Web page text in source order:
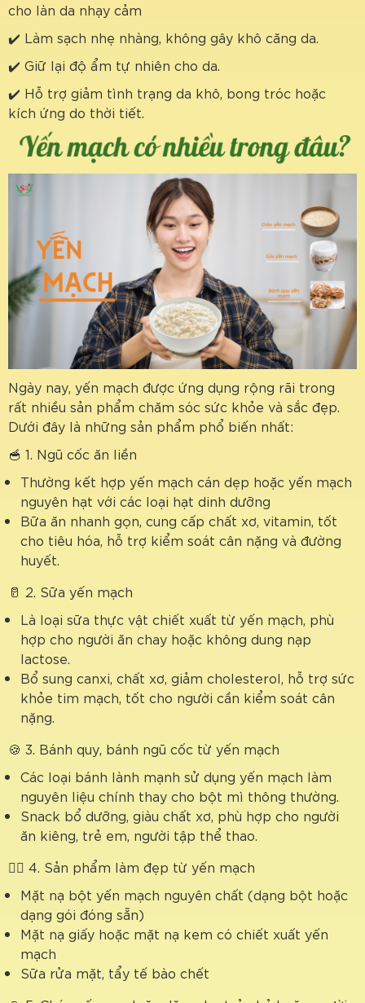
cho làn da nhạy cảm
✔️ Làm sạch nhẹ nhàng, không gây khô căng da.
✔️ Giữ lại độ ẩm tự nhiên cho da.
✔️ Hỗ trợ giảm tình trạng da khô, bong tróc hoặc
kích ứng do thời tiết.
Ngày nay, yến mạch được ứng dụng rộng rãi trong
rất nhiều sản phẩm chăm sóc sức khỏe và sắc đẹp.
Dưới đây là những sản phẩm phổ biến nhất:
🥣 1. Ngũ cốc ăn liền
Thường kết hợp yến mạch cán dẹp hoặc yến mạch
nguyên hạt với các loại hạt dinh dưỡng
Bữa ăn nhanh gọn, cung cấp chất xơ, vitamin, tốt
cho tiêu hóa, hỗ trợ kiểm soát cân nặng và đường
huyết.
🥛 2. Sữa yến mạch
Là loại sữa thực vật chiết xuất từ yến mạch, phù
hợp cho người ăn chay hoặc không dung nạp
lactose.
Bổ sung canxi, chất xơ, giảm cholesterol, hỗ trợ sức
khỏe tim mạch, tốt cho người cần kiểm soát cân
nặng.
🍪 3. Bánh quy, bánh ngũ cốc từ yến mạch
Các loại bánh lành mạnh sử dụng yến mạch làm
nguyên liệu chính thay cho bột mì thông thường.
Snack bổ dưỡng, giàu chất xơ, phù hợp cho người
ăn kiêng, trẻ em, người tập thể thao.
💆‍♀️ 4. Sản phẩm làm đẹp từ yến mạch
Mặt nạ bột yến mạch nguyên chất (dạng bột hoặc
dạng gói đóng sẵn)
Mặt nạ giấy hoặc mặt nạ kem có chiết xuất yến
mạch
Sữa rửa mặt, tẩy tế bào chết